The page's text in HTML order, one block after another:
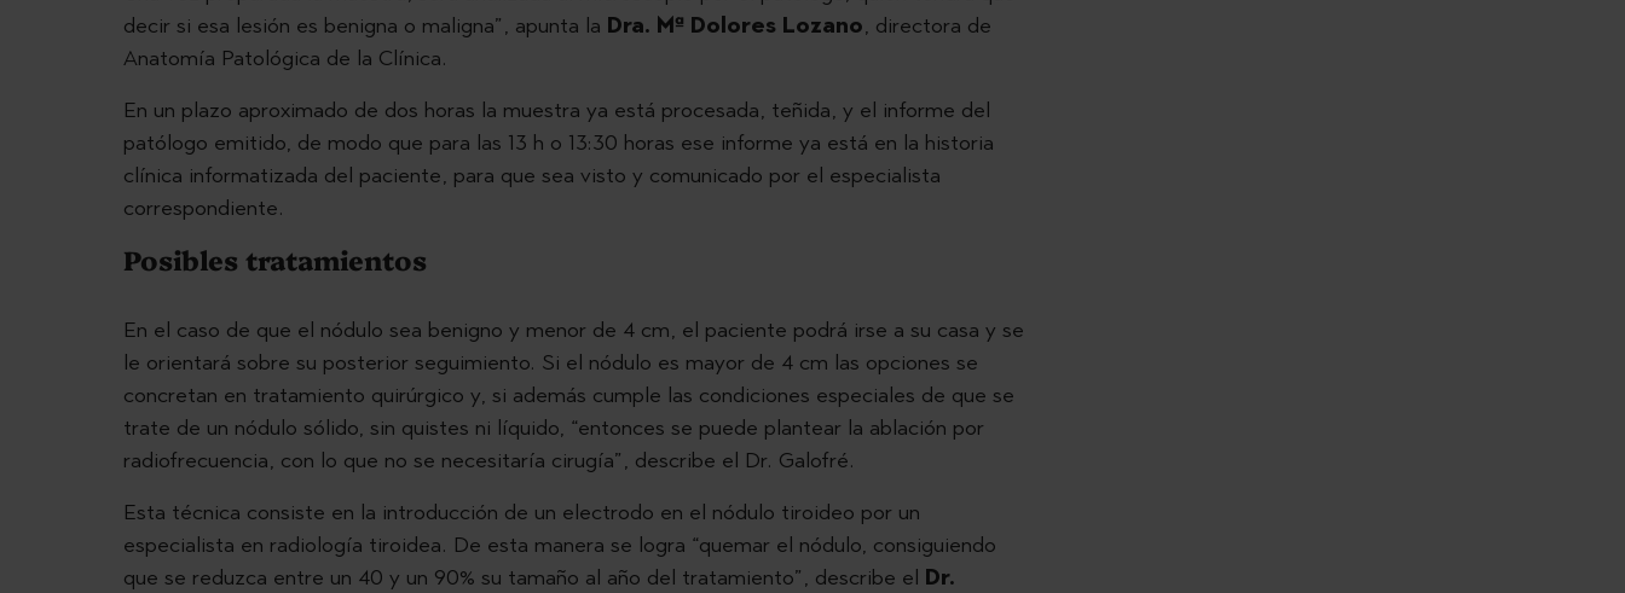
decir si esa lesión es benigna o maligna”, apunta la Dra. Mª Dolores Lozano, directora de
Anatomía Patológica de la Clínica.
En un plazo aproximado de dos horas la muestra ya está procesada, teñida, y el informe del
patólogo emitido, de modo que para las 13 h o 13:30 horas ese informe ya está en la historia
clínica informatizada del paciente, para que sea visto y comunicado por el especialista
correspondiente.
Posibles tratamientos
En el caso de que el nódulo sea benigno y menor de 4 cm, el paciente podrá irse a su casa y se
le orientará sobre su posterior seguimiento. Si el nódulo es mayor de 4 cm las opciones se
concretan en tratamiento quirúrgico y, si además cumple las condiciones especiales de que se
trate de un nódulo sólido, sin quistes ni líquido, “entonces se puede plantear la ablación por
radiofrecuencia, con lo que no se necesitaría cirugía”, describe el Dr. Galofré.
Esta técnica consiste en la introducción de un electrodo en el nódulo tiroideo por un
especialista en radiología tiroidea. De esta manera se logra “quemar el nódulo, consiguiendo
que se reduzca entre un 40 y un 90% su tamaño al año del tratamiento”, describe el Dr.